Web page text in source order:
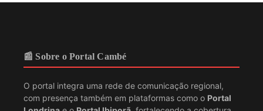
📰 Sobre o Portal Cambé
O portal integra uma rede de comunicação regional,
com presença também em plataformas como o Portal